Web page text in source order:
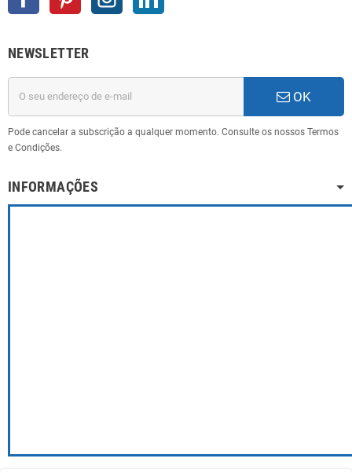
NEWSLETTER
OK
Pode cancelar a subscrição a qualquer momento. Consulte os nossos Termos
e Condições.
INFORMAÇÕES